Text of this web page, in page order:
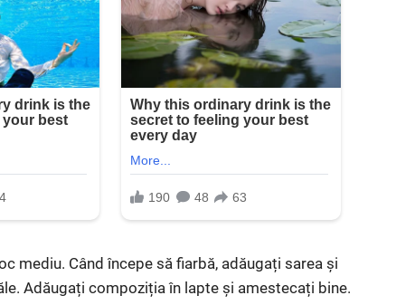
mediu. Când începe să fiarbă, adăugați sarea și
Adăugați compoziția în lapte și amestecați bine.